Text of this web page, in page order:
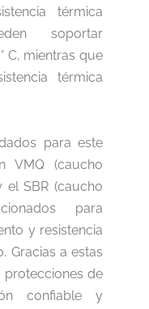
térmica
soportar
C, mientras que
térmica
para este
VMQ (caucho
el SBR (caucho
para
y resistencia
Gracias a estas
protecciones de
confiable y